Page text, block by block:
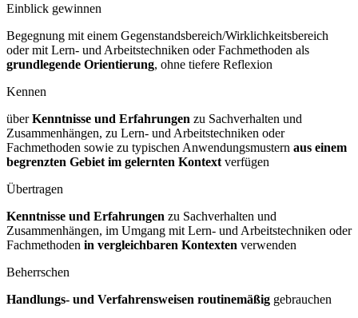
Einblick gewinnen
Begegnung mit einem Gegenstandsbereich/Wirklichkeitsbereich
oder mit Lern- und Arbeitstechniken oder Fachmethoden als
grundlegende Orientierung, ohne tiefere Reflexion
Kennen
überKenntnisse und Erfahrungen zu Sachverhalten und
Zusammenhängen, zu Lern- und Arbeitstechniken oder
Fachmethoden sowie zu typischen Anwendungsmustern aus einem
begrenzten Gebiet im gelernten Kontext verfügen
Übertragen
Kenntnisse und Erfahrungen zu Sachverhalten und
Zusammenhängen, im Umgang mit Lern- und Arbeitstechniken oder
Fachmethoden in vergleichbaren Kontexten verwenden
Beherrschen
Handlungs- und Verfahrensweisen routinemäßig gebrauchen